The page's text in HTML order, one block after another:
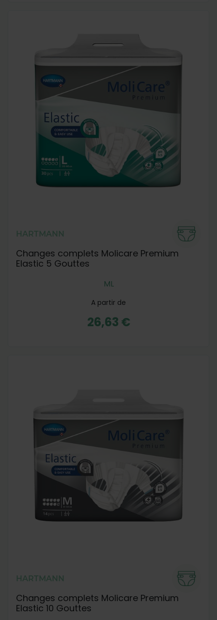
HARTMANN
Changes complets Molicare Premium
Elastic 5 Gouttes
ML
A partir de
26,63 €
HARTMANN
Changes complets Molicare Premium
Elastic 10 Gouttes